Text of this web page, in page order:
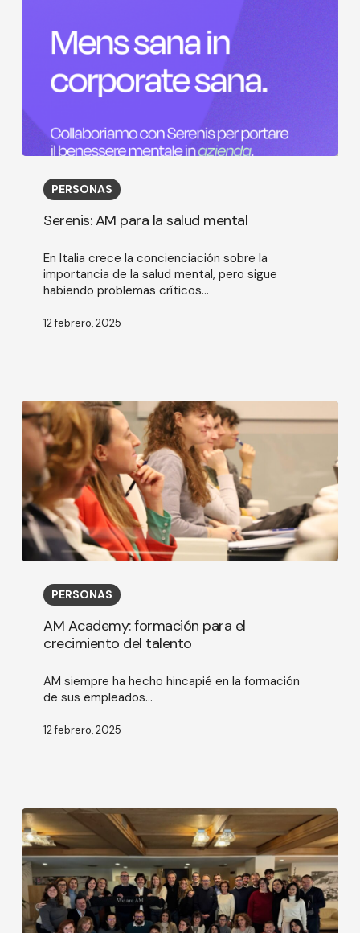
para
salud
PERSONAS
Serenis: AM para la salud mental
En Italia crece la concienciación sobre la
importancia de la salud mental, pero sigue
habiendo problemas críticos...
12 febrero, 2025
Academy:
formación
crecimiento
talento
PERSONAS
AM Academy: formación para el
crecimiento del talento
AM siempre ha hecho hincapié en la formación
de sus empleados...
12 febrero, 2025